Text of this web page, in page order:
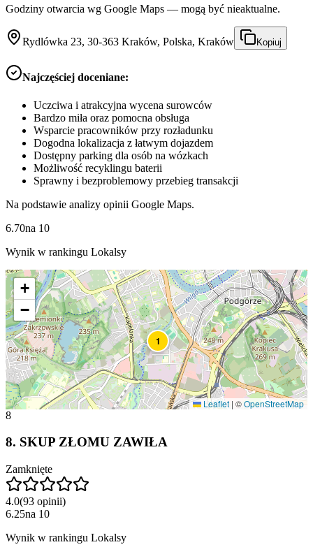
Godziny otwarcia wg Google Maps — mogą być nieaktualne.
Rydlówka 23, 30-363 Kraków, Polska, Kraków Kopiuj
Najczęściej doceniane:
Uczciwa i atrakcyjna wycena surowców
Bardzo miła oraz pomocna obsługa
Wsparcie pracowników przy rozładunku
Dogodna lokalizacja z łatwym dojazdem
Dostępny parking dla osób na wózkach
Możliwość recyklingu baterii
Sprawny i bezproblemowy przebieg transakcji
Na podstawie analizy opinii Google Maps.
6.70na 10
Wynik w rankingu Lokalsy
1
+
−
Leaflet | ©OpenStreetMap
8
8. SKUP ZŁOMU ZAWIŁA
Zamknięte
4.0(93 opinii)
6.25na 10
Wynik w rankingu Lokalsy